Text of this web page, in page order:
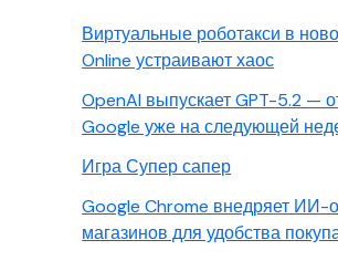
Виртуальные роботакси в
Online устраивают хаос
OpenAI выпускает GPT-5.2 —
Google уже на следующей
Игра Супер сапер
Google Chrome внедряет ИИ-
магазинов для удобства